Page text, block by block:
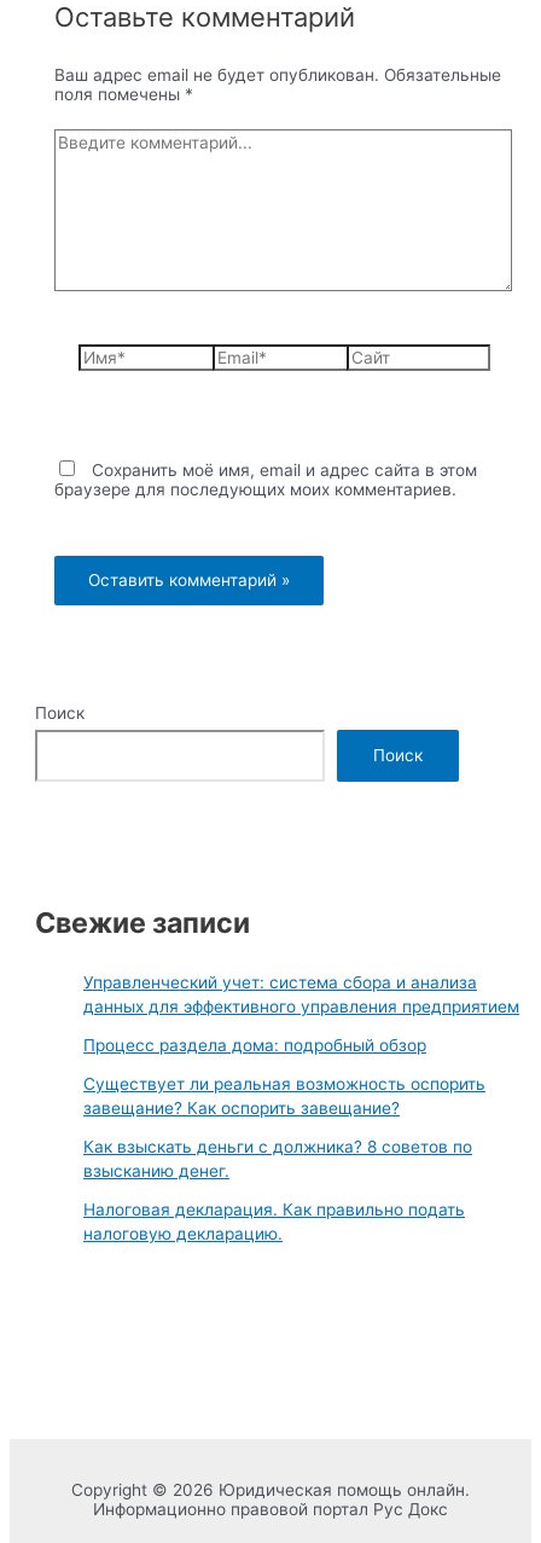
Поиск
Поиск
Свежие записи
Управленческий учет: система сбора и анализа
данных для эффективного управления предприятием
Процесс раздела дома: подробный обзор
Существует ли реальная возможность оспорить
завещание? Как оспорить завещание?
Как взыскать деньги с должника? 8 советов по
взысканию денег.
Налоговая декларация. Как правильно подать
налоговую декларацию.
Оставьте комментарий
Ваш адрес email не будет опубликован. Обязательные
поля помечены *
Введите
комментарий...
Имя* Email* Сайт
Сохранить моё имя, email и адрес сайта в этом
браузере для последующих моих комментариев.
Copyright © 2026 Юридическая помощь онлайн.
Информационно правовой портал Рус Докс